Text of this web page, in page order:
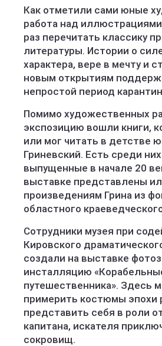
Как отметили сами юные
работа над
раз перечитать классику
литературы. Истории о
характера, вере в мечту и
новым открытиям
непростой период
Помимо художественных
экспозицию вошли книги,
или мог читать в детстве
Гриневский. Есть среди
выпущенные в начале 20
выставке представлены
произведениям Грина из
областного
Сотрудники музея при
Кировского
создали на выставке
инсталляцию
путешественника». Здесь
примерить костюмы эпохи
представить себя в роли
капитана, искателя
сокровищ.